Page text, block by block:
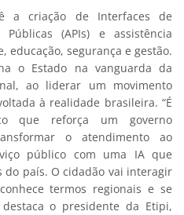
a criação de Interfaces de
Públicas (APIs) e assistência
educação, segurança e gestão.
o Estado na vanguarda da
ao liderar um movimento
à realidade brasileira. “É
que reforça um governo
o atendimento ao
público com uma IA que
país. O cidadão vai interagir
termos regionais e se
o presidente da Etipi,